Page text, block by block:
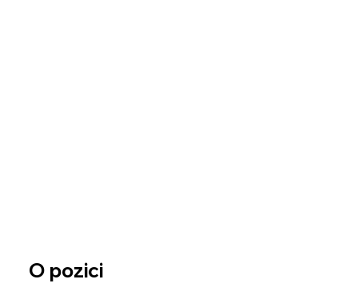
O pozici